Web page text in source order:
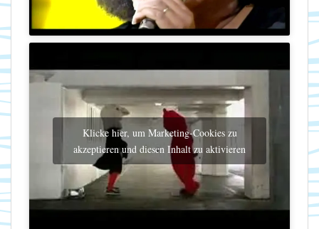
Klicke hier, um Marketing-Cookies zu
akzeptieren und diesen Inhalt zu aktivieren